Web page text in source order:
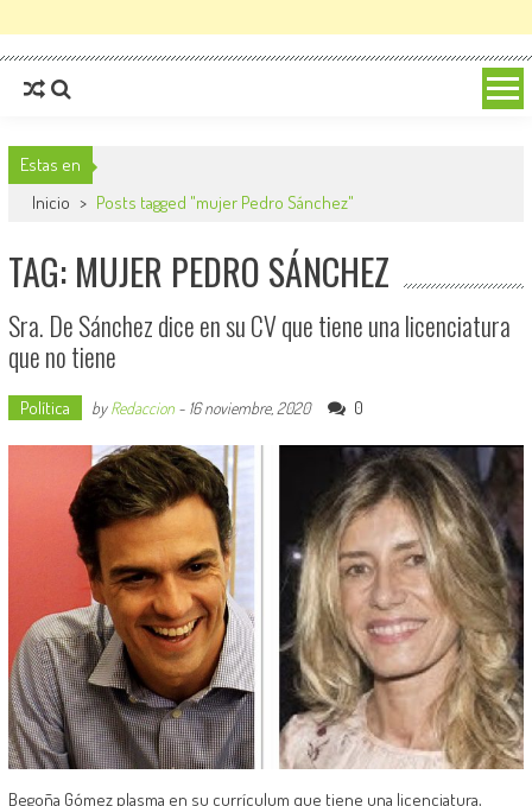
Estas en
Inicio > Posts tagged "mujer Pedro Sánchez"
TAG: MUJER PEDRO SÁNCHEZ
Sra. De Sánchez dice en su CV que tiene una licenciatura
que no tiene
Política byRedaccion- 16 noviembre, 2020 0
Begoña Gómez plasma en su currículum que tiene una licenciatura,